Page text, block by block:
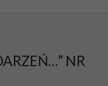
NR